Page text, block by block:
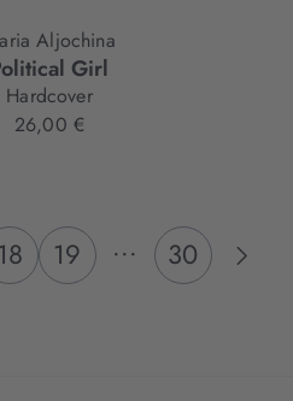
Aljochina
Girl
Hardcover
26,00 €
18 19 ... 30